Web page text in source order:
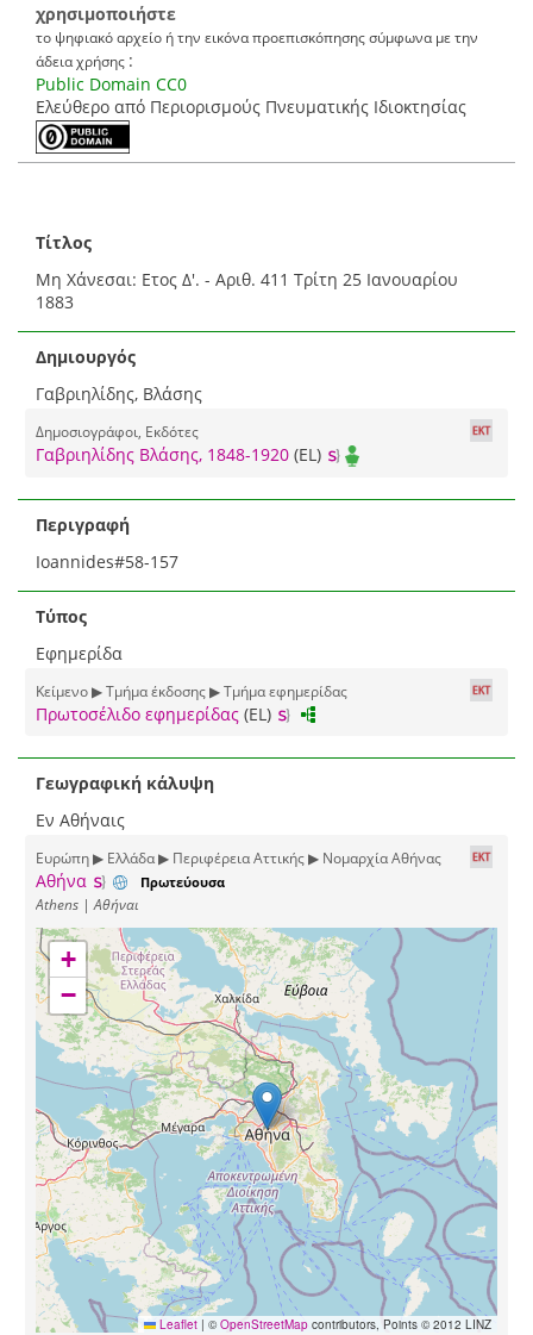
χρησιμοποιήστε
το ψηφιακό αρχείο ή την εικόνα προεπισκόπησης σύμφωνα με την
άδεια χρήσης :
Public Domain CC0
Ελεύθερο από Περιορισμούς Πνευματικής Ιδιοκτησίας
Τίτλος
Μη Χάνεσαι: Ετος Δ'. - Αριθ. 411 Τρίτη 25 Ιανουαρίου
1883
Δημιουργός
Γαβριηλίδης, Βλάσης
Δημοσιογράφοι, Εκδότες
Γαβριηλίδης Βλάσης, 1848-1920 (EL)
Περιγραφή
Ioannides#58-157
Τύπος
Εφημερίδα
Κείμενο ▶ Τμήμα έκδοσης ▶ Τμήμα εφημερίδας
Πρωτοσέλιδο εφημερίδας (EL)
Γεωγραφική κάλυψη
Εν Αθήναις
Ευρώπη ▶ Ελλάδα ▶ Περιφέρεια Αττικής ▶ Νομαρχία Αθήνας
Αθήνα Πρωτεύουσα
Athens | Αθήναι
+
−
Leaflet | © OpenStreetMap contributors, Points © 2012 LINZ